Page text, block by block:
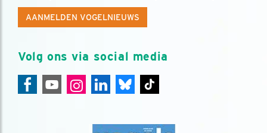
AANMELDEN VOGELNIEUWS
Volg ons via social media